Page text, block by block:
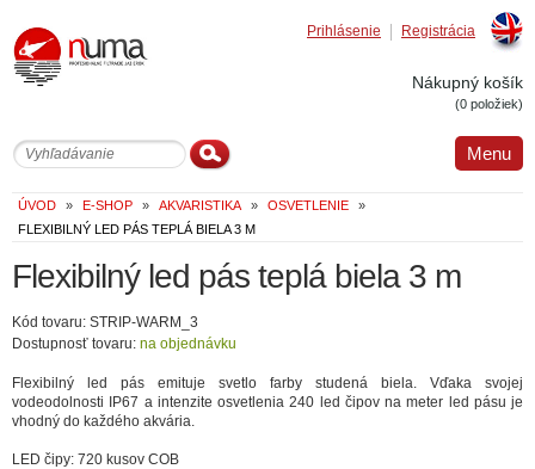
Registrácia
Prihlásenie
Nákupný košík
(0 položiek)
Menu
ÚVOD » E-SHOP » AKVARISTIKA » OSVETLENIE
»
FLEXIBILNÝ LED PÁS TEPLÁ BIELA 3 M
Flexibilný led pás teplá biela 3 m
Kód tovaru: STRIP-WARM_3
Dostupnosť tovaru: na objednávku
Flexibilný led pás emituje svetlo farby studená biela. Vďaka svojej
vodeodolnosti IP67 a intenzite osvetlenia 240 led čipov na meter led pásu je
vhodný do každého akvária.
LED čipy: 720 kusov COB